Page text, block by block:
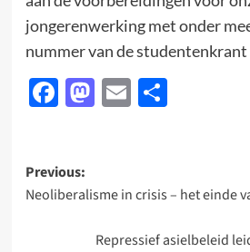
jongerenwerking met onder
nummer van de studentenkrant
Facebook
Mastodon
EmailDelen
Post
navigation
Previous:
Neoliberalisme in crisis – het einde
Repressief asielbeleid